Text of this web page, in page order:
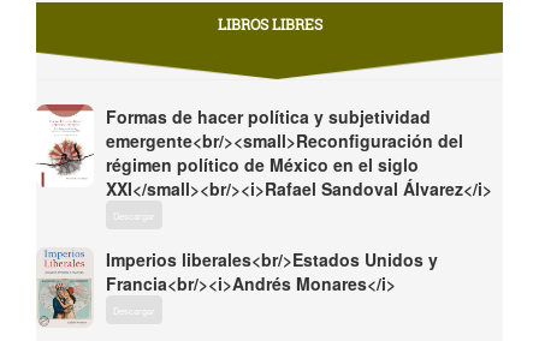
LIBROS LIBRES
Formas de hacer política y subjetividad
emergente<br/><small>Reconfiguración del
régimen político de México en el siglo
XXI</small><br/><i>Rafael Sandoval Álvarez</i>
Descargar
Imperios liberales<br/>Estados Unidos y
Francia<br/><i>Andrés Monares</i>
Descargar